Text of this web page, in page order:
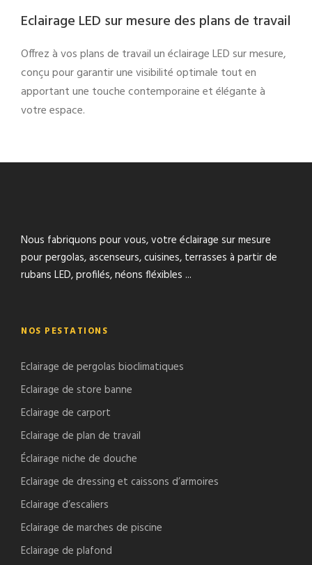
Eclairage LED sur mesure des plans de travail
Offrez à vos plans de travail un éclairage LED sur mesure,
conçu pour garantir une visibilité optimale tout en
apportant une touche contemporaine et élégante à
votre espace.
Nous fabriquons pour vous, votre éclairage sur mesure
pour pergolas, ascenseurs, cuisines, terrasses à partir de
rubans LED, profilés, néons fléxibles ...
NOS PESTATIONS
Eclairage de pergolas bioclimatiques
Eclairage de store banne
Eclairage de carport
Eclairage de plan de travail
Éclairage niche de douche
Eclairage de dressing et caissons d’armoires
Eclairage d’escaliers
Eclairage de marches de piscine
Eclairage de plafond